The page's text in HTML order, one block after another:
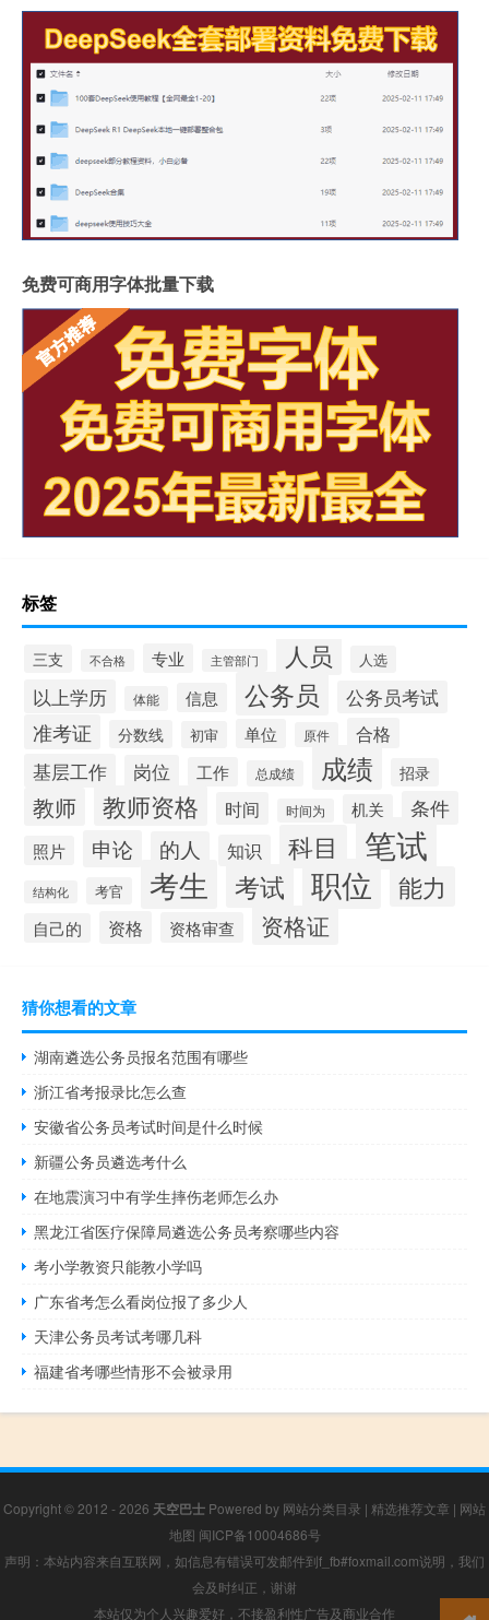
免费可商用字体批量下载
标签
三支 不合格 专业 主管部门 人员 人选
以上学历 体能 信息 公务员 公务员考试
准考证 分数线 初审 单位 原件 合格
基层工作 岗位 工作 总成绩 成绩 招录
教师 教师资格 时间 时间为 机关 条件
照片 申论 的人 知识 科目 笔试
结构化 考官 考生 考试 职位 能力
自己的 资格 资格审查 资格证
猜你想看的文章
湖南遴选公务员报名范围有哪些
浙江省考报录比怎么查
安徽省公务员考试时间是什么时候
新疆公务员遴选考什么
在地震演习中有学生摔伤老师怎么办
黑龙江省医疗保障局遴选公务员考察哪些内容
考小学教资只能教小学吗
广东省考怎么看岗位报了多少人
天津公务员考试考哪几科
福建省考哪些情形不会被录用
Copyright © 2012 - 2026 天空巴士 Powered by 网站分类目录 | 精选推荐文章 | 网站
地图 闽ICP备10004686号
声明：本站内容来自互联网，如信息有错误可发邮件到f_fb#foxmail.com说明，我们
会及时纠正，谢谢
本站仅为个人兴趣爱好，不接盈利性广告及商业合作